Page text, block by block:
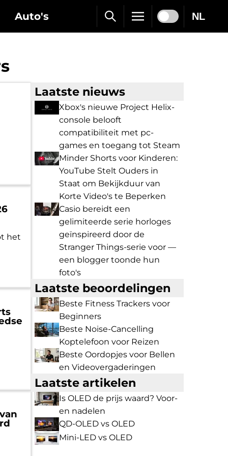
Auto's NL
het
Laatste nieuws
Xbox's nieuwe Project Helix-
console belooft
compatibiliteit met pc-
games en toegang tot Steam
Minder Shorts voor Kinderen:
YouTube Stelt Ouders in
Staat om Bekijkduur van
Korte Video's te Beperken
Casio bereidt een
gelimiteerde serie horloges
geïnspireerd door de
Stranger Things-serie voor —
een blogger toonde hun
foto's
Laatste beoordelingen
Beste Fitness Trackers voor
Beginners
Beste Noise-Cancelling
Koptelefoon voor Reizen
Beste Oordopjes voor Bellen
en Videovergaderingen
Laatste artikelen
Is OLED de prijs waard? Voor-
en nadelen
QD-OLED vs OLED
Mini-LED vs OLED